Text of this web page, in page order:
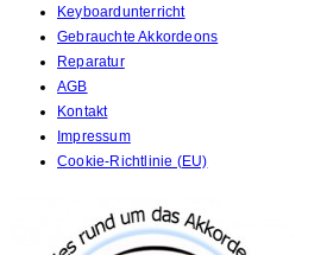
Keyboardunterricht
Gebrauchte Akkordeons
Reparatur
AGB
Kontakt
Impressum
Cookie-Richtlinie (EU)